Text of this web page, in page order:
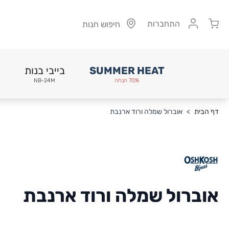
Cart התחברות חיפוש חנות
SUMMER HEAT
70% הנחה
בייבי בנות
NB-24M
דף הבית > אוברול שמלה ורוד ארנבת
אוברול שמלה ורוד ארנבת